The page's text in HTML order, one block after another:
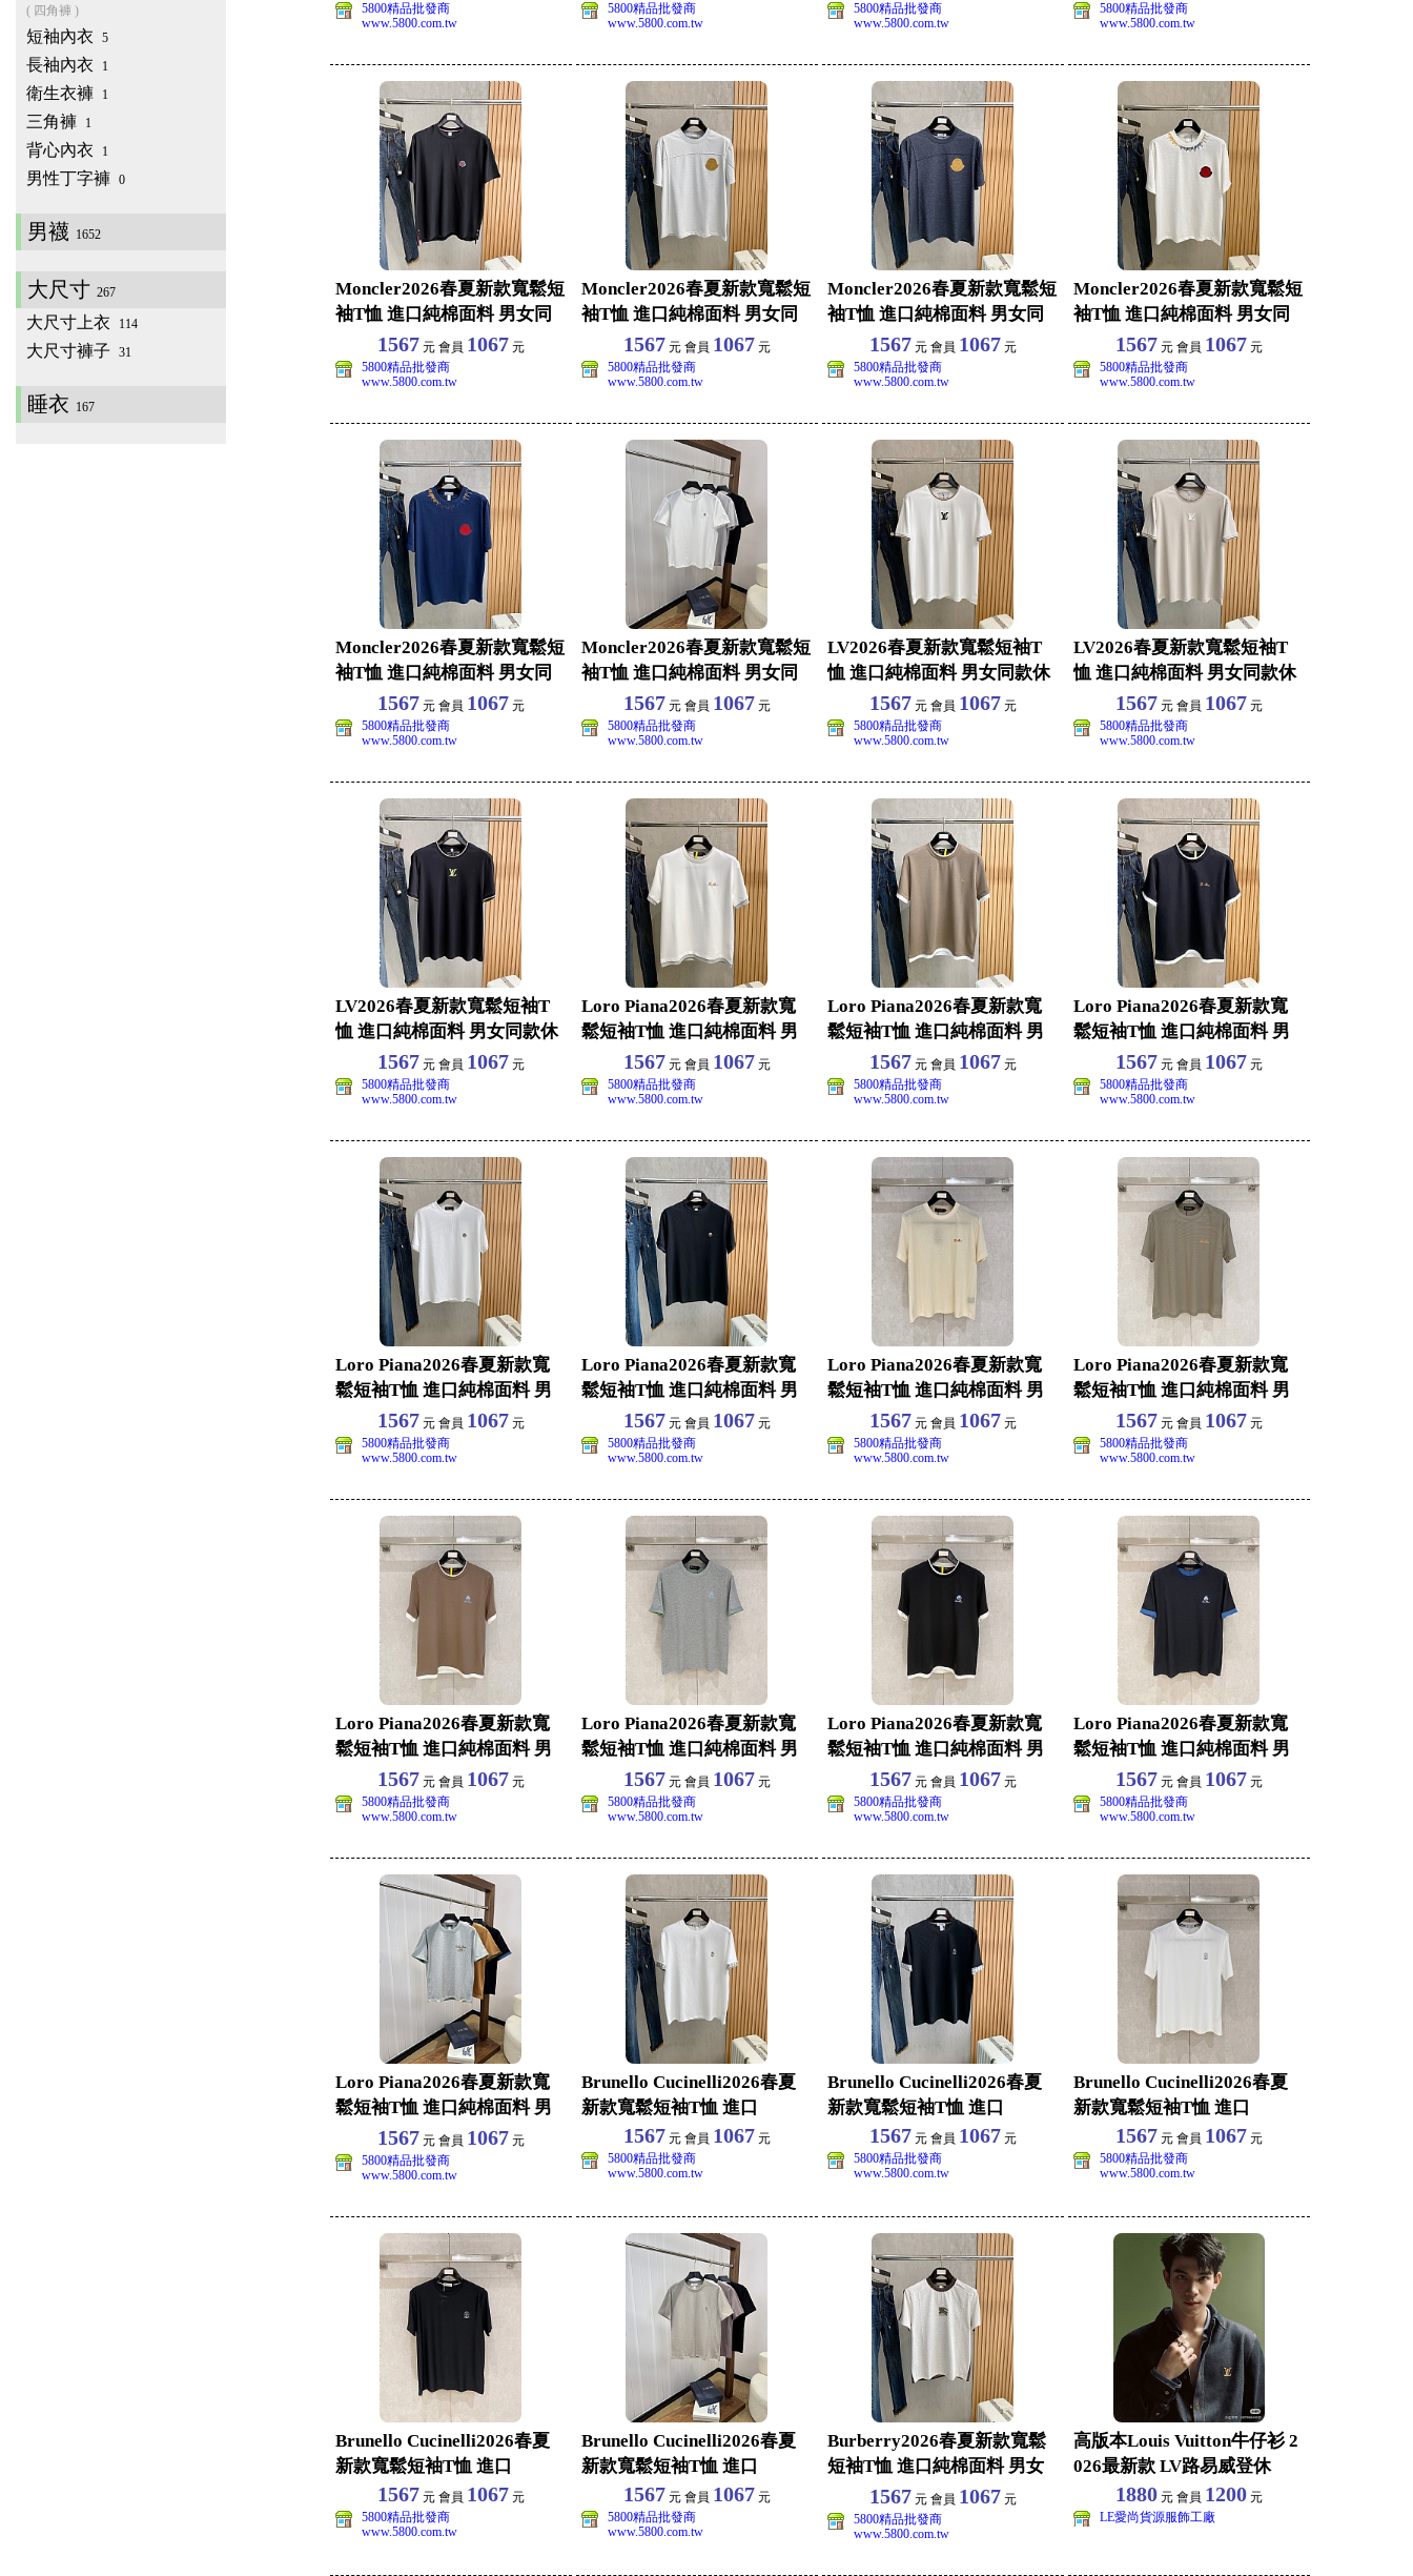
( 四角褲 )
短袖內衣 5
長袖內衣 1
衛生衣褲 1
三角褲 1
背心內衣 1
男性丁字褲 0
男襪 1652
大尺寸 267
大尺寸上衣 114
大尺寸褲子 31
睡衣 167
5800精品批發商
www.5800.com.tw
5800精品批發商
www.5800.com.tw
5800精品批發商
www.5800.com.tw
5800精品批發商
www.5800.com.tw
Moncler2026春夏新款寬鬆短
袖T恤 進口純棉面料 男女同
款休閒1567 元 會員 1067 元
5800精品批發商
www.5800.com.tw
Moncler2026春夏新款寬鬆短
袖T恤 進口純棉面料 男女同
款休閒1567 元 會員 1067 元
5800精品批發商
www.5800.com.tw
Moncler2026春夏新款寬鬆短
袖T恤 進口純棉面料 男女同
款休閒1567 元 會員 1067 元
5800精品批發商
www.5800.com.tw
Moncler2026春夏新款寬鬆短
袖T恤 進口純棉面料 男女同
款休閒1567 元 會員 1067 元
5800精品批發商
www.5800.com.tw
Moncler2026春夏新款寬鬆短
袖T恤 進口純棉面料 男女同
款休閒1567 元 會員 1067 元
5800精品批發商
www.5800.com.tw
Moncler2026春夏新款寬鬆短
袖T恤 進口純棉面料 男女同
款休閒1567 元 會員 1067 元
5800精品批發商
www.5800.com.tw
LV2026春夏新款寬鬆短袖T
恤 進口純棉面料 男女同款休
閒上衣 尺碼
1567 元 會員 1067 元
5800精品批發商
www.5800.com.tw
LV2026春夏新款寬鬆短袖T
恤 進口純棉面料 男女同款休
閒上衣 尺碼
1567 元 會員 1067 元
5800精品批發商
www.5800.com.tw
LV2026春夏新款寬鬆短袖T
恤 進口純棉面料 男女同款休
閒上衣 尺碼
1567 元 會員 1067 元
5800精品批發商
www.5800.com.tw
Loro Piana2026春夏新款寬
鬆短袖T恤 進口純棉面料 男
1567 元 會員 1067 元
5800精品批發商
www.5800.com.tw
Loro Piana2026春夏新款寬
鬆短袖T恤 進口純棉面料 男
1567 元 會員 1067 元
5800精品批發商
www.5800.com.tw
Loro Piana2026春夏新款寬
鬆短袖T恤 進口純棉面料 男
1567 元 會員 1067 元
5800精品批發商
www.5800.com.tw
Loro Piana2026春夏新款寬
鬆短袖T恤 進口純棉面料 男
1567 元 會員 1067 元
5800精品批發商
www.5800.com.tw
Loro Piana2026春夏新款寬
鬆短袖T恤 進口純棉面料 男
1567 元 會員 1067 元
5800精品批發商
www.5800.com.tw
Loro Piana2026春夏新款寬
鬆短袖T恤 進口純棉面料 男
1567 元 會員 1067 元
5800精品批發商
www.5800.com.tw
Loro Piana2026春夏新款寬
鬆短袖T恤 進口純棉面料 男
1567 元 會員 1067 元
5800精品批發商
www.5800.com.tw
Loro Piana2026春夏新款寬
鬆短袖T恤 進口純棉面料 男
1567 元 會員 1067 元
5800精品批發商
www.5800.com.tw
Loro Piana2026春夏新款寬
鬆短袖T恤 進口純棉面料 男
1567 元 會員 1067 元
5800精品批發商
www.5800.com.tw
Loro Piana2026春夏新款寬
鬆短袖T恤 進口純棉面料 男
1567 元 會員 1067 元
5800精品批發商
www.5800.com.tw
Loro Piana2026春夏新款寬
鬆短袖T恤 進口純棉面料 男
1567 元 會員 1067 元
5800精品批發商
www.5800.com.tw
Loro Piana2026春夏新款寬
鬆短袖T恤 進口純棉面料 男
1567 元 會員 1067 元
5800精品批發商
www.5800.com.tw
Brunello Cucinelli2026春夏
新款寬鬆短袖T恤 進口
1567 元 會員 1067 元
5800精品批發商
www.5800.com.tw
Brunello Cucinelli2026春夏
新款寬鬆短袖T恤 進口
1567 元 會員 1067 元
5800精品批發商
www.5800.com.tw
Brunello Cucinelli2026春夏
新款寬鬆短袖T恤 進口
1567 元 會員 1067 元
5800精品批發商
www.5800.com.tw
Brunello Cucinelli2026春夏
新款寬鬆短袖T恤 進口
1567 元 會員 1067 元
5800精品批發商
www.5800.com.tw
Brunello Cucinelli2026春夏
新款寬鬆短袖T恤 進口
1567 元 會員 1067 元
5800精品批發商
www.5800.com.tw
Burberry2026春夏新款寬鬆
短袖T恤 進口純棉面料 男女
同款休1567 元 會員 1067 元
5800精品批發商
www.5800.com.tw
高版本Louis Vuitton牛仔衫 2
026最新款 LV路易威登休
1880元 會員 1200元
LE愛尚貨源服飾工廠